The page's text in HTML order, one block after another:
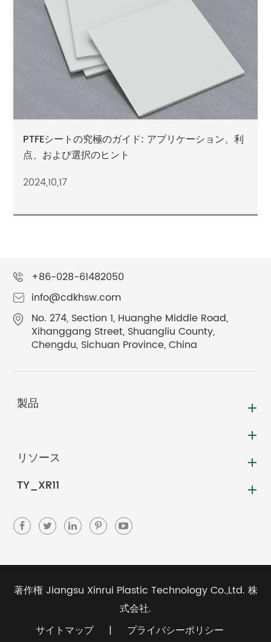
PTFEシートの究極のガイド: アプリケーション、利
点、および選択のヒント
2024,10,17
+86-028-61482050
info@cdkhsw.com
No. 274, Section 1, Huanghe Middle Road,
Xihanggang Street, Shuangliu County,
Chengdu, Sichuan Province, China
製品
リソース
TY_XR11
著作権 Jiangsu Xinrui Plastic Technology Co.,Ltd. 株
式会社.
サイトマップ
| プライバシーポリシー